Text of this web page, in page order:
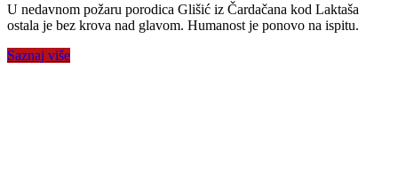
U nedavnom požaru porodica Glišić iz Čardačana kod Laktaša
ostala je bez krova nad glavom. Humanost je ponovo na ispitu.
Saznaj više